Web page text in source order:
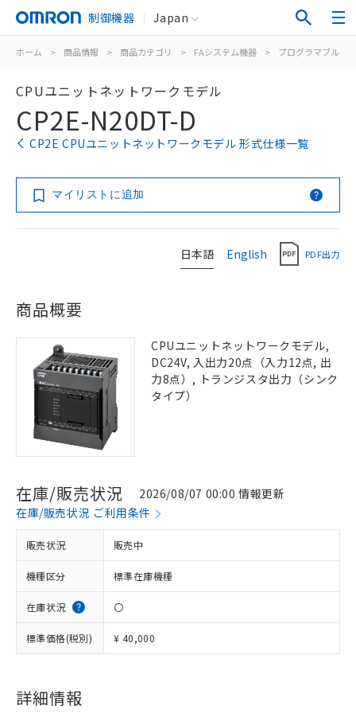
制御機器 Japan
ホーム > 商品情報 > 商品カテゴリ > FAシステム機器 > プログラマブルコ
CPUユニットネットワークモデル
CP2E-N20DT-D
CP2E CPUユニットネットワークモデル 形式仕様一覧
マイリストに追加
日本語 English PDF出力
商品概要
CPUユニットネットワークモデル,
DC24V, 入出力20点（入力12点, 出
力8点）, トランジスタ出力（シンク
タイプ）
在庫/販売状況
2026/08/07 00:00 情報更新
在庫/販売状況 ご利用条件
販売状況 販売中
機種区分 標準在庫機種
在庫状況 〇
標準価格(税別) ¥ 40,000
詳細情報